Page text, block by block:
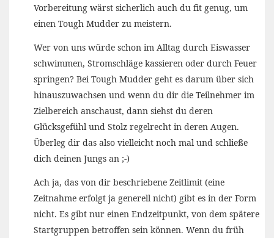
Vorbereitung wärst sicherlich auch du fit genug, um
einen Tough Mudder zu meistern.
Wer von uns würde schon im Alltag durch Eiswasser
schwimmen, Stromschläge kassieren oder durch Feuer
springen? Bei Tough Mudder geht es darum über sich
hinauszuwachsen und wenn du dir die Teilnehmer im
Zielbereich anschaust, dann siehst du deren
Glücksgefühl und Stolz regelrecht in deren Augen.
Überleg dir das also vielleicht noch mal und schließe
dich deinen Jungs an ;-)
Ach ja, das von dir beschriebene Zeitlimit (eine
Zeitnahme erfolgt ja generell nicht) gibt es in der Form
nicht. Es gibt nur einen Endzeitpunkt, von dem spätere
Startgruppen betroffen sein können. Wenn du früh